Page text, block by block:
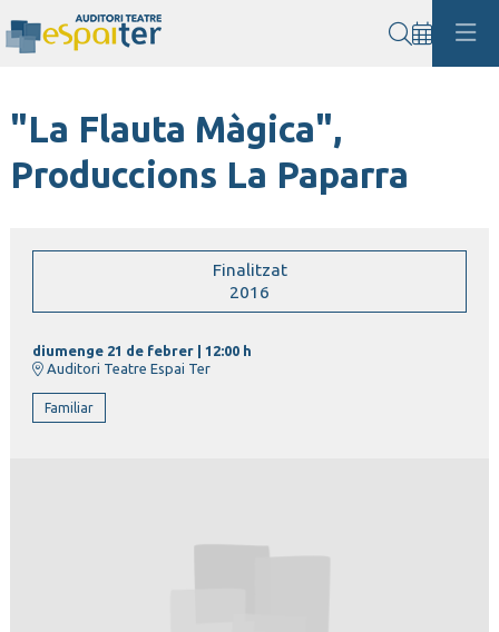
"La Flauta Màgica",
Produccions La Paparra
Finalitzat
2016
diumenge 21 de febrer
12:00 h
Auditori Teatre Espai Ter
Familiar